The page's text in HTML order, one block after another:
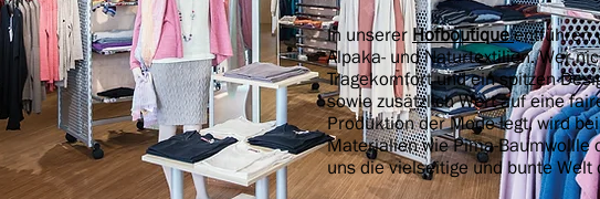
In unserer Hofboutiqueentführen
Alpaka- und Naturtextilien. Wer
Tragekomfort und ein spitzen
sowie zusätzlich Wert auf eine
Produktion der Mode legt, wird
Materialien wie Pima-Baumwollle
uns die vielseitige und bunte Welt